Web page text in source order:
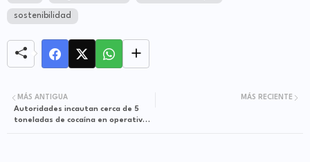
sostenibilidad
MÁS RECIENTE
MÁS ANTIGUA
Autoridades incautan cerca de 5
toneladas de cocaína en operativos